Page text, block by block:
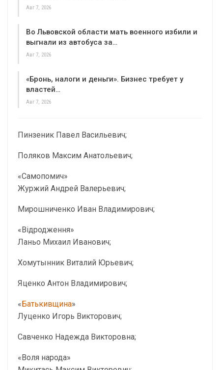
Авг 7, 2026
Во Львовской области мать военного избили и
выгнали из автобуса за…
Авг 7, 2026
«Бронь, налоги и деньги». Бизнес требует у
властей…
Авг 7, 2026
Пинзеник Павел Васильевич;
Поляков Максим Анатольевич;
«Самопомич»
Журжий Андрей Валерьевич;
Мирошниченко Иван Владимирович;
«Відродження»
Ланьо Михаил Иванович;
Хомутынник Виталий Юрьевич;
Яценко Антон Владимирович;
«Батькивщина»
Луценко Игорь Викторович;
Савченко Надежда Викторовна;
«Воля народа»